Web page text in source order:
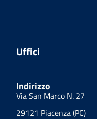
Uffici
Indirizzo
Via San Marco N. 27
29121 Piacenza (PC)